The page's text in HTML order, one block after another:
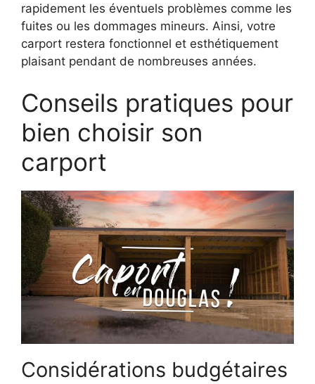
rapidement les éventuels problèmes comme les
fuites ou les dommages mineurs. Ainsi, votre
carport restera fonctionnel et esthétiquement
plaisant pendant de nombreuses années.
Conseils pratiques pour
bien choisir son
carport
Considérations budgétaires